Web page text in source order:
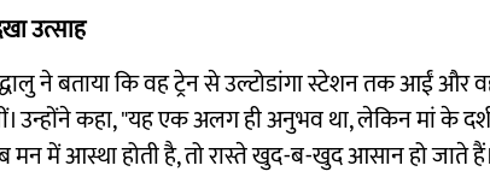
उत्साह
ने बताया कि वह ट्रेन से उल्टोडांगा स्टेशन तक आईं और
उन्होंने कहा, "यह एक अलग ही अनुभव था, लेकिन मां के
मन में आस्था होती है, तो रास्ते खुद-ब-खुद आसान हो जाते